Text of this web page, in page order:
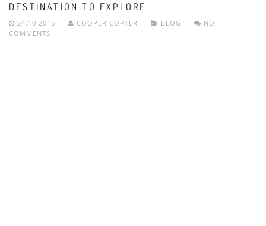
DESTINATION TO EXPLORE
24.10.2016 COOPER COPTER BLOG
NO
COMMENTS